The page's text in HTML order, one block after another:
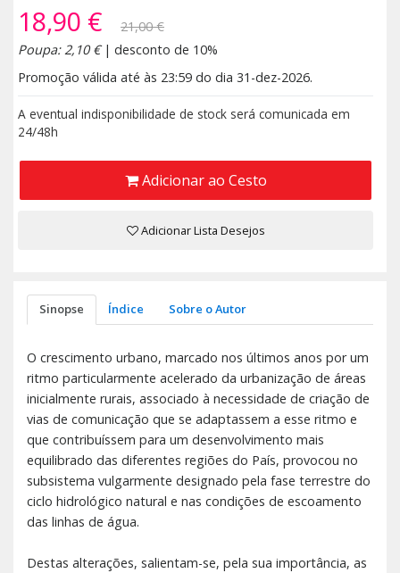
18,90 €
21,00 €
Poupa: 2,10 €| desconto de 10%
Promoção válida até às 23:59 do dia 31-dez-2026.
A eventual indisponibilidade de stock será comunicada em
24/48h
Adicionar ao Cesto
Adicionar Lista Desejos
Sinopse Índice Sobre o Autor
O crescimento urbano, marcado nos últimos anos por um
ritmo particularmente acelerado da urbanização de áreas
inicialmente rurais, associado à necessidade de criação de
vias de comunicação que se adaptassem a esse ritmo e
que contribuíssem para um desenvolvimento mais
equilibrado das diferentes regiões do País, provocou no
subsistema vulgarmente designado pela fase terrestre do
ciclo hidrológico natural e nas condições de escoamento
das linhas de água.
Destas alterações, salientam-se, pela sua importância, as